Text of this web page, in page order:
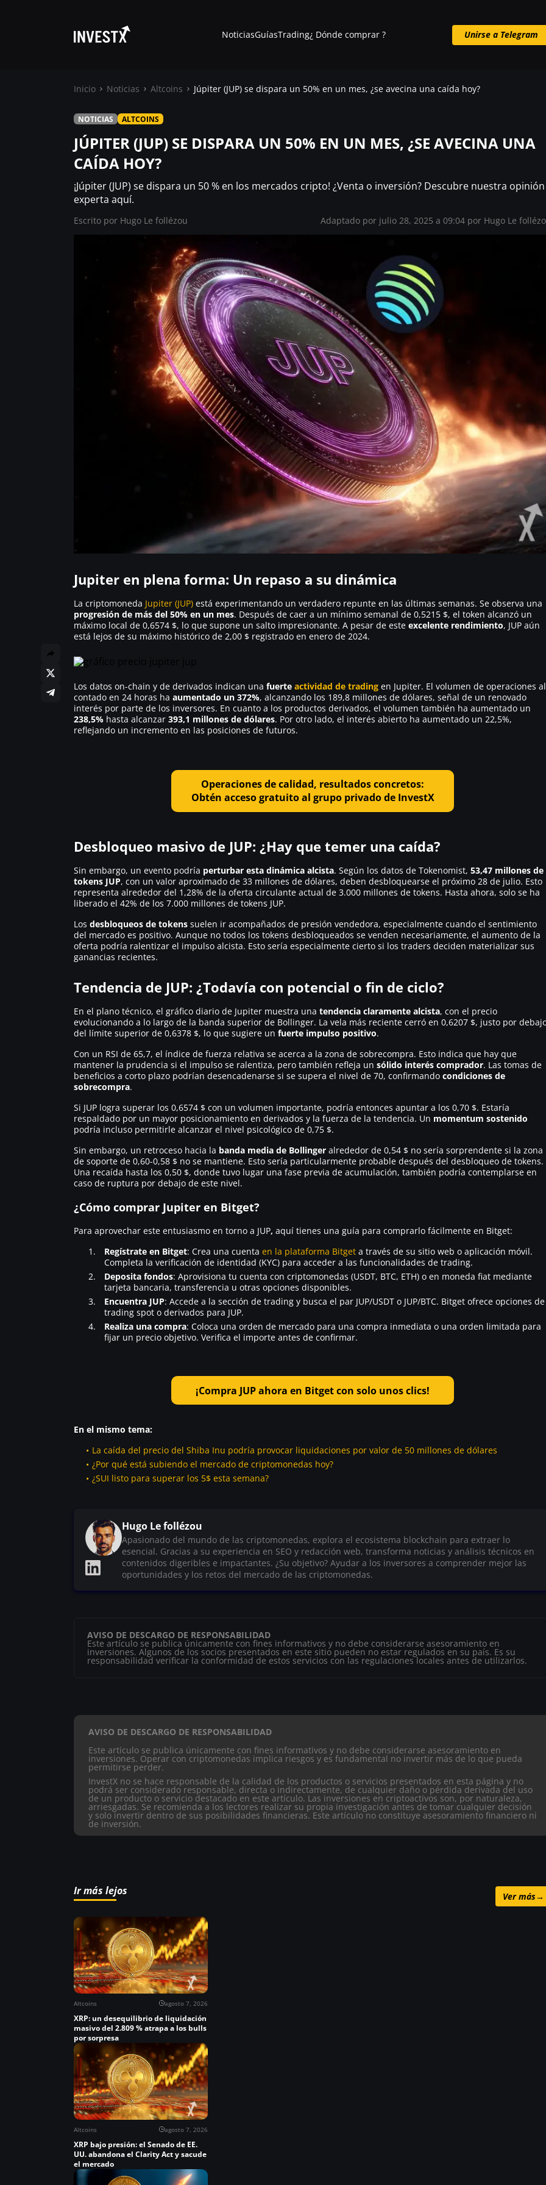
Noticias
Guías
Trading
NoticiasGuíasTrading¿ Dónde comprar ? Unirse a Telegram
Inicio Noticias Altcoins Júpiter (JUP) se dispara un 50% en un mes, ¿se avecina una caída hoy?
NOTICIAS ALTCOINS
JÚPITER (JUP) SE DISPARA UN 50% EN UN MES, ¿SE AVECINA UNA
CAÍDA HOY?
¡Júpiter (JUP) se dispara un 50 % en los mercados cripto! ¿Venta o inversión? Descubre nuestra opinión
experta aquí.
Escrito por Hugo Le follézou Adaptado por julio 28, 2025 a 09:04 por Hugo Le
Jupiter en plena forma: Un repaso a su dinámica
La criptomoneda Jupiter (JUP) está experimentando un verdadero repunte en las últimas semanas. Se observa una
progresión de más del 50% en un mes. Después de caer a un mínimo semanal de 0,5215 $, el token alcanzó un
máximo local de 0,6574 $, lo que supone un salto impresionante. A pesar de este excelente rendimiento, JUP aún
está lejos de su máximo histórico de 2,00 $ registrado en enero de 2024.
Los datos on-chain y de derivados indican una fuerte actividad de trading en Jupiter. El volumen de operaciones al
contado en 24 horas ha aumentado un 372%, alcanzando los 189,8 millones de dólares, señal de un renovado
interés por parte de los inversores. En cuanto a los productos derivados, el volumen también ha aumentado un
238,5% hasta alcanzar 393,1 millones de dólares. Por otro lado, el interés abierto ha aumentado un 22,5%,
reflejando un incremento en las posiciones de futuros.
Operaciones de calidad, resultados concretos:
Obtén acceso gratuito al grupo privado de InvestX
Desbloqueo masivo de JUP: ¿Hay que temer una caída?
Sin embargo, un evento podría perturbar esta dinámica alcista. Según los datos de Tokenomist, 53,47 millones de
tokens JUP, con un valor aproximado de 33 millones de dólares, deben desbloquearse el próximo 28 de julio. Esto
representa alrededor del 1,28% de la oferta circulante actual de 3.000 millones de tokens. Hasta ahora, solo se ha
liberado el 42% de los 7.000 millones de tokens JUP.
Los desbloqueos de tokens suelen ir acompañados de presión vendedora, especialmente cuando el sentimiento
del mercado es positivo. Aunque no todos los tokens desbloqueados se venden necesariamente, el aumento de la
oferta podría ralentizar el impulso alcista. Esto sería especialmente cierto si los traders deciden materializar sus
ganancias recientes.
Tendencia de JUP: ¿Todavía con potencial o fin de ciclo?
En el plano técnico, el gráfico diario de Jupiter muestra una tendencia claramente alcista, con el precio
evolucionando a lo largo de la banda superior de Bollinger. La vela más reciente cerró en 0,6207 $, justo por
del límite superior de 0,6378 $, lo que sugiere un fuerte impulso positivo.
Con un RSI de 65,7, el índice de fuerza relativa se acerca a la zona de sobrecompra. Esto indica que hay que
mantener la prudencia si el impulso se ralentiza, pero también refleja un sólido interés comprador. Las tomas de
beneficios a corto plazo podrían desencadenarse si se supera el nivel de 70, confirmando condiciones de
sobrecompra.
Si JUP logra superar los 0,6574 $ con un volumen importante, podría entonces apuntar a los 0,70 $. Estaría
respaldado por un mayor posicionamiento en derivados y la fuerza de la tendencia. Un momentum sostenido
podría incluso permitirle alcanzar el nivel psicológico de 0,75 $.
Sin embargo, un retroceso hacia la banda media de Bollinger alrededor de 0,54 $ no sería sorprendente si la zona
de soporte de 0,60-0,58 $ no se mantiene. Esto sería particularmente probable después del desbloqueo de tokens.
Una recaída hasta los 0,50 $, donde tuvo lugar una fase previa de acumulación, también podría contemplarse en
caso de ruptura por debajo de este nivel.
¿Cómo comprar Jupiter en Bitget?
Para aprovechar este entusiasmo en torno a JUP, aquí tienes una guía para comprarlo fácilmente en Bitget:
Regístrate en Bitget: Crea una cuenta en la plataforma Bitget a través de su sitio web o aplicación móvil.
Completa la verificación de identidad (KYC) para acceder a las funcionalidades de trading.
Deposita fondos: Aprovisiona tu cuenta con criptomonedas (USDT, BTC, ETH) o en moneda fiat mediante
tarjeta bancaria, transferencia u otras opciones disponibles.
Encuentra JUP: Accede a la sección de trading y busca el par JUP/USDT o JUP/BTC. Bitget ofrece opciones de
trading spot o derivados para JUP.
Realiza una compra: Coloca una orden de mercado para una compra inmediata o una orden limitada para
fijar un precio objetivo. Verifica el importe antes de confirmar.
¡Compra JUP ahora en Bitget con solo unos clics!
En el mismo tema:
La caída del precio del Shiba Inu podría provocar liquidaciones por valor de 50 millones de dólares
¿Por qué está subiendo el mercado de criptomonedas hoy?
¿SUI listo para superar los 5$ esta semana?
Hugo Le follézou
Apasionado del mundo de las criptomonedas, explora el ecosistema blockchain para extraer lo
esencial. Gracias a su experiencia en SEO y redacción web, transforma noticias y análisis técnicos en
contenidos digeribles e impactantes. ¿Su objetivo? Ayudar a los inversores a comprender mejor las
oportunidades y los retos del mercado de las criptomonedas.
AVISO DE DESCARGO DE RESPONSABILIDAD
Este artículo se publica únicamente con fines informativos y no debe considerarse asesoramiento en
inversiones. Algunos de los socios presentados en este sitio pueden no estar regulados en su país. Es su
responsabilidad verificar la conformidad de estos servicios con las regulaciones locales antes de utilizarlos.
AVISO DE DESCARGO DE RESPONSABILIDAD
Este artículo se publica únicamente con fines informativos y no debe considerarse asesoramiento en
inversiones. Operar con criptomonedas implica riesgos y es fundamental no invertir más de lo que pueda
permitirse perder.
InvestX no se hace responsable de la calidad de los productos o servicios presentados en esta página y no
podrá ser considerado responsable, directa o indirectamente, de cualquier daño o pérdida derivada del uso
de un producto o servicio destacado en este artículo. Las inversiones en criptoactivos son, por naturaleza,
arriesgadas. Se recomienda a los lectores realizar su propia investigación antes de tomar cualquier decisión
y solo invertir dentro de sus posibilidades financieras. Este artículo no constituye asesoramiento financiero ni
de inversión.
Ir más lejos Ver más→
Altcoins agosto 7, 2026
XRP: un desequilibrio de liquidación
masivo del 2.809 % atrapa a los bulls
por sorpresa
Altcoins agosto 7, 2026
XRP bajo presión: el Senado de EE.
UU. abandona el Clarity Act y sacude
el mercado